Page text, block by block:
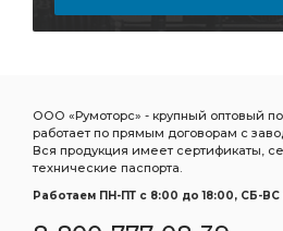
ООО «Румоторс» - крупный оптовый
работает по прямым договорам с
Вся продукция имеет сертификаты,
технические паспорта.
Работаем ПН-ПТ c 8:00 до 18:00, СБ-